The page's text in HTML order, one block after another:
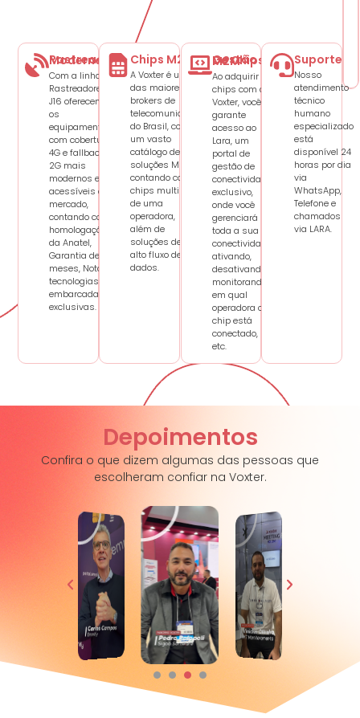
Rastreadores Modernos
Com a linha de
Rastreadores
J16 oferecemos
os
equipamentos
com cobertura
4G e fallback
2G mais
modernos e
acessíveis do
mercado,
contando com
homologação
da Anatel,
Garantia de 12
meses, Nota e
tecnologias
embarcadas
exclusivas.
Chips M2M
A Voxter é uma
das maiores
brokers de
telecomunicações
do Brasil, com
um vasto
catálogo de
soluções M2M,
contando com
chips multi ou
de uma
operadora,
além de
soluções de
alto fluxo de
dados.
Gestão De Chips M2M
Ao adquirir
chips com a
Voxter, você
garante
acesso ao
Lara, um
portal de
gestão de
conectividade
exclusivo,
onde você
gerenciará
toda a sua
conectividade,
ativando,
desativando,
monitorando
em qual
operadora o
chip está
conectado,
etc.
Suporte
Nosso
atendimento
técnico
humano
especializado
está
disponível 24
horas por dia
via
WhatsApp,
Telefone e
chamados
via LARA.
Depoimentos
Confira o que dizem algumas das pessoas que
escolheram confiar na Voxter.